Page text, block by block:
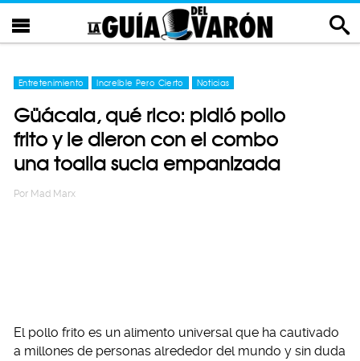
Entretenimiento Increíble Pero Cierto Noticias
Güácala, qué rico: pidió pollo
frito y le dieron con el combo
una toalla sucia empanizada
Por Mad Marx
El pollo frito es un alimento universal que ha cautivado
a millones de personas alrededor del mundo y sin duda